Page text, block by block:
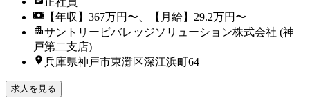
【年収】367万円〜、【月給】29.2万円〜
サントリービバレッジソリューション株式会社 (神
戸第二支店)
兵庫県神戸市東灘区深江浜町64
求人を見る